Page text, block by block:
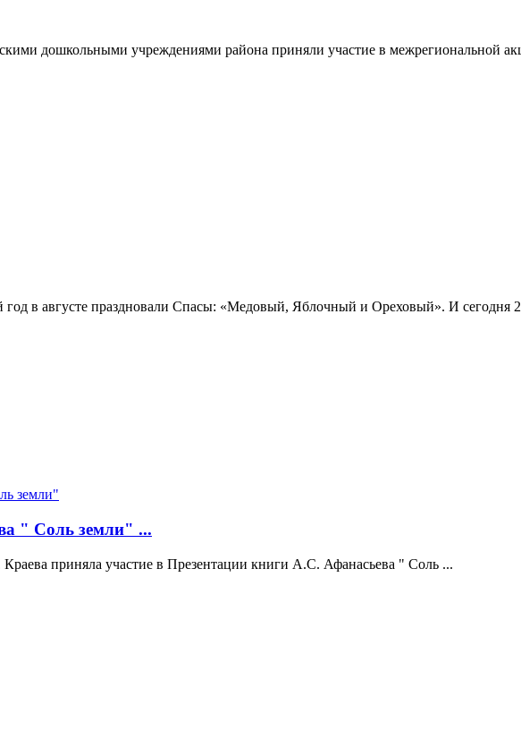
дошкольными учреждениями района приняли участие в межрегиональной
в августе праздновали Спасы: «Медовый, Яблочный и Ореховый». И сегодня
" Соль земли" ...
приняла участие в Презентации книги А.С. Афанасьева " Соль ...